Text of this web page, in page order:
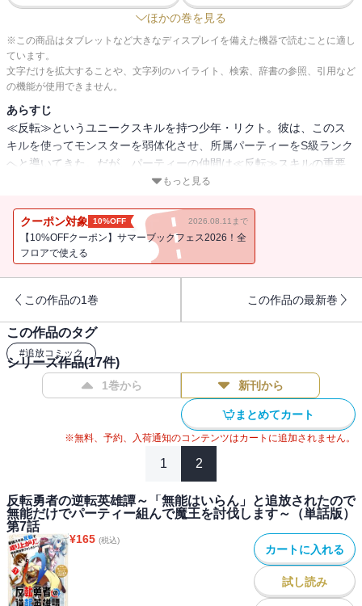
ほかの巻を見る
※この商品はタブレットなど大きなディスプレイを備えた機器で読むことに適し
ています。
文字だけを拡大することや、文字列のハイライト、検索、辞書の参照、引用など
の機能が使用できません。
あらすじ
≪反転≫というユニークスキルを持つ少年・リクト。彼は、このス
キルを使ってモンスターを弱体化させ、所属パーティーをS級ランク
へと導いてきた。だが、パーティーの仲間は≪反転≫スキルの重要
性を理解せず、「魔力が無いうえに他のステータスも凡庸」として
るべく、同じく無能と呼ばれ追放された者たちとパーティーを組
み、魔王討伐に挑む！ (C)夜恵 (C)阿崎桃子／フレックスコミックス
もっと見る
クーポン対象 10%OFF 2026.08.11まで
【10%OFFクーポン】サマーブックフェス2026！全
フロアで使える
この作品の1巻 この作品の最新巻
この作品のタグ
#追放コミック
シリーズ作品(17件)
1巻から 新刊から
まとめてカート
※無料、予約、入荷通知のコンテンツはカートに追加されません。
1 2
反転勇者の逆転英雄譚～「無能はいらん」と追放されたので
無能だけでパーティー組んで魔王を討伐します～（単話版）
第7話
¥165 (税込)
カートに入れる
試し読み